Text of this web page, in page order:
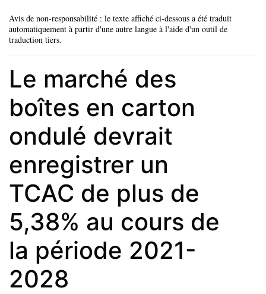
Avis de non-responsabilité : le texte affiché ci-dessous a été traduit
automatiquement à partir d'une autre langue à l'aide d'un outil de
traduction tiers.
Le marché des
boîtes en carton
ondulé devrait
enregistrer un
TCAC de plus de
5,38% au cours de
la période 2021-
2028